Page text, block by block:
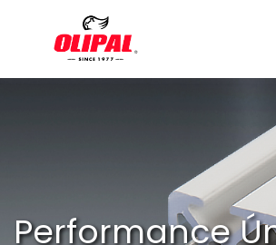
Performance